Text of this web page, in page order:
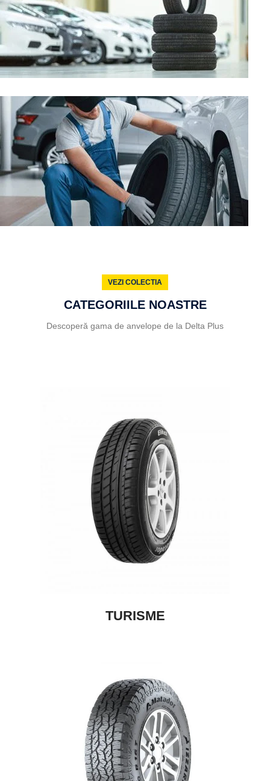
PLATA
RAMBURS,
CARD, RATE
si OP
VEZI COLECTIA
CATEGORIILE NOASTRE
Descoperă gama de anvelope de la Delta Plus
TURISME